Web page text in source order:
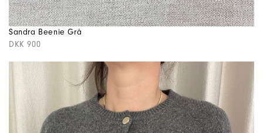
Sandra Beenie Grå
DKK 900